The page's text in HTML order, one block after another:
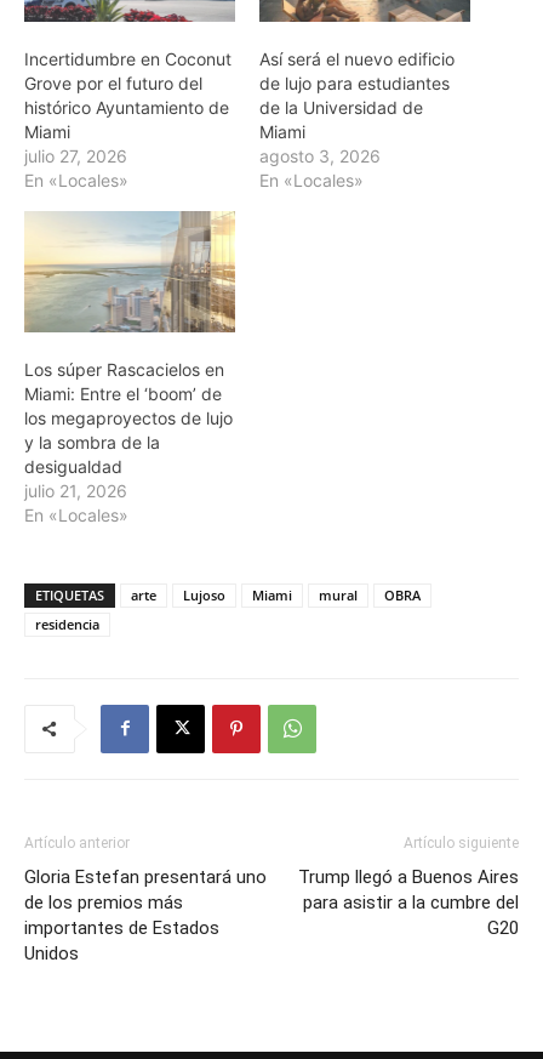
Incertidumbre en Coconut
Grove por el futuro del
histórico Ayuntamiento de
Miami
julio 27, 2026
En «Locales»
Así será el nuevo edificio
de lujo para estudiantes
de la Universidad de
Miami
agosto 3, 2026
En «Locales»
Los súper Rascacielos en
Miami: Entre el ‘boom’ de
los megaproyectos de lujo
y la sombra de la
desigualdad
julio 21, 2026
En «Locales»
ETIQUETAS arte Lujoso Miami mural
OBRA
residencia
Artículo anterior
Gloria Estefan presentará uno
de los premios más
importantes de Estados
Unidos
Artículo siguiente
Trump llegó a Buenos Aires
para asistir a la cumbre del
G20